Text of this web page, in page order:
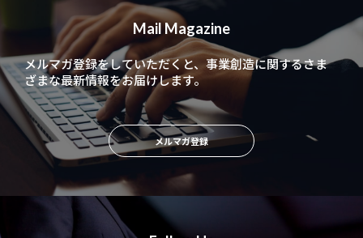
Mail Magazine
メルマガ登録をしていただくと、事業創造に関するさま
ざまな最新情報をお届けします。
メルマガ登録